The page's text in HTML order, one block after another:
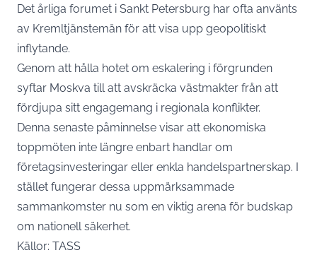
Det årliga forumet i Sankt Petersburg har ofta använts
av Kremltjänstemän för att visa upp geopolitiskt
inflytande.
Genom att hålla hotet om eskalering i förgrunden
syftar Moskva till att avskräcka västmakter från att
fördjupa sitt engagemang i regionala konflikter.
Denna senaste påminnelse visar att ekonomiska
toppmöten inte längre enbart handlar om
företagsinvesteringar eller enkla handelspartnerskap. I
stället fungerar dessa uppmärksammade
sammankomster nu som en viktig arena för budskap
om nationell säkerhet.
Källor: TASS